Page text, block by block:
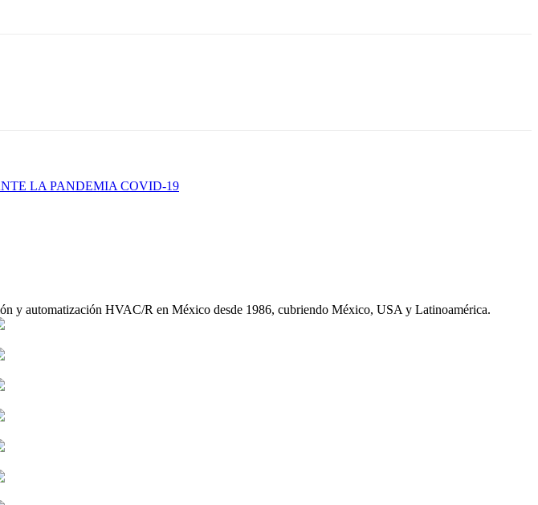
LA PANDEMIA COVID-19
y automatización HVAC/R en México desde 1986, cubriendo México, USA y Latinoamérica.